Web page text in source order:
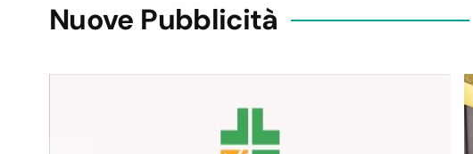
Nuove Pubblicità